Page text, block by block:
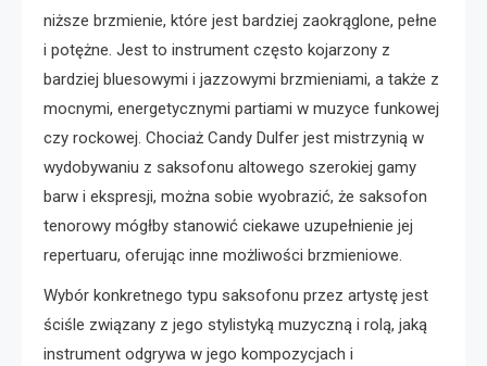
niższe brzmienie, które jest bardziej zaokrąglone, pełne
i potężne. Jest to instrument często kojarzony z
bardziej bluesowymi i jazzowymi brzmieniami, a także z
mocnymi, energetycznymi partiami w muzyce funkowej
czy rockowej. Chociaż Candy Dulfer jest mistrzynią w
wydobywaniu z saksofonu altowego szerokiej gamy
barw i ekspresji, można sobie wyobrazić, że saksofon
tenorowy mógłby stanowić ciekawe uzupełnienie jej
repertuaru, oferując inne możliwości brzmieniowe.
Wybór konkretnego typu saksofonu przez artystę jest
ściśle związany z jego stylistyką muzyczną i rolą, jaką
instrument odgrywa w jego kompozycjach i